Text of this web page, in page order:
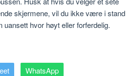
skjermene, vil du ikke være i stand
uansett hvor høyt eller forferdelig.
WhatsApp